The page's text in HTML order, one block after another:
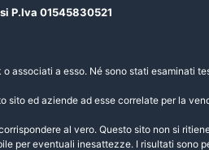
P.Iva 01545830521
associati a esso. Né sono stati esaminati
ed aziende ad esse correlate per la
al vero. Questo sito non si
per eventuali inesattezze. I risultati sono